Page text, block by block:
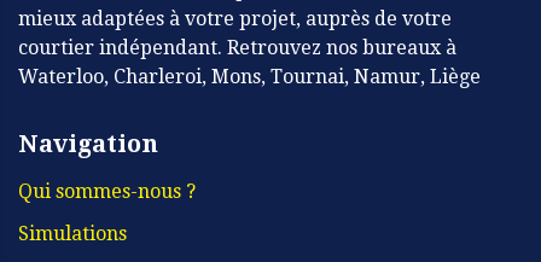
mieux adaptées à votre projet, auprès de votre
courtier indépendant. Retrouvez nos bureaux à
Waterloo, Charleroi, Mons, Tournai, Namur, Liège
Navigation
Qui sommes-nous ?
Simulations